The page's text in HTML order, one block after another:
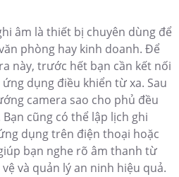
âm là thiết bị chuyên dùng để
phòng hay kinh doanh. Để
này, trước hết bạn cần kết nối
dụng điều khiển từ xa. Sau
camera sao cho phủ đều
cũng có thể lập lịch ghi
dụng trên điện thoại hoặc
bạn nghe rõ âm thanh từ
và quản lý an ninh hiệu quả.